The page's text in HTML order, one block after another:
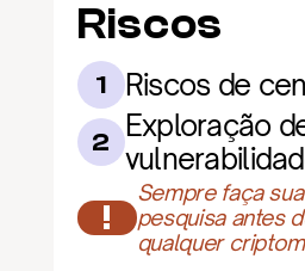
Riscos
1 Riscos de
2 Exploração
!
Sempre faça
pesquisa antes
qualquer